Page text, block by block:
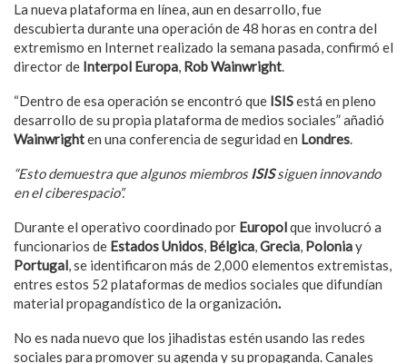
La nueva plataforma en línea, aun en desarrollo, fue
descubierta durante una operación de 48 horas en contra del
extremismo en Internet realizado la semana pasada, confirmó el
director de Interpol Europa, Rob Wainwright.
“Dentro de esa operación se encontró que ISISestá en pleno
desarrollo de su propia plataforma de medios sociales” añadió
Wainwrighten una conferencia de seguridad en Londres.
“Esto demuestra que algunos miembrosISISsiguen innovando
en el ciberespacio”.
Durante el operativo coordinado por Europolque involucró a
funcionarios de Estados Unidos, Bélgica,Grecia, Poloniay
Portugal, se identificaron más de 2,000 elementos extremistas,
entres estos 52 plataformas de medios sociales que difundían
material propagandístico de la organización.
No es nada nuevo que los jihadistas estén usando las redes
sociales para promover su agenda y su propaganda. Canales